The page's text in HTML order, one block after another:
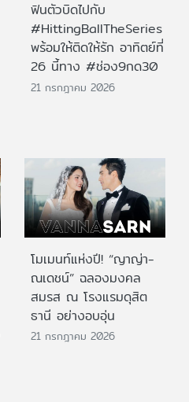
ฟินตัวบิดไปกับ
#HittingBallTheSeries
พร้อมให้ติดให้รัก อาทิตย์ที่
26 นี้ทาง #ช่อง9กด30
21 กรกฎาคม 2026
โมเมนท์แห่งปี! “ญาญ่า-
ณเดชน์” ฉลองมงคล
สมรส ณ โรงแรมดุสิต
ธานี อย่างอบอุ่น
21 กรกฎาคม 2026